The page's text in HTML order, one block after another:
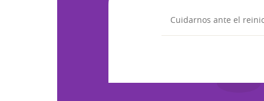
Cuidarnos ante el